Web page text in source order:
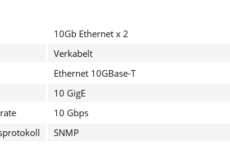
10Gb Ethernet x 2
Verkabelt
Ethernet 10GBase-T
10 GigE
10 Gbps
SNMP